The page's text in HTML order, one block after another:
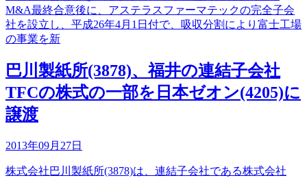
M&A最終合意後に、アステラスファーマテックの完全子会
社を設立し、平成26年4月1日付で、吸収分割により富士工場
の事業を新
巴川製紙所(3878)、福井の連結子会社
TFCの株式の一部を日本ゼオン(4205)に
譲渡
2013年09月27日
株式会社巴川製紙所(3878)は、連結子会社である株式会社